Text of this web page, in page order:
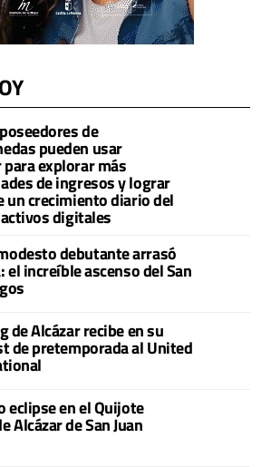
de
pueden usar
para explorar más
de ingresos y lograr
un crecimiento diario del
activos digitales
debutante arrasó
el increíble ascenso del San
de Alcázar recibe en su
de pretemporada al United
eclipse en el Quijote
Alcázar de San Juan